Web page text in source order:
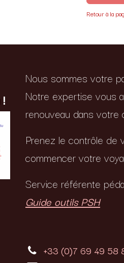
Retour à la
!
Nous sommes votre
Notre expertise vous
renouveau dans votre
Prenez le contrôle de
commencer votre
Service référente
Guide outils PSH
+33 (0)7 69 49 58